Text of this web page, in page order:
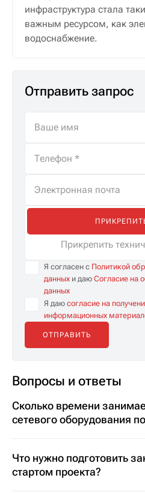
инфраструктура стала
важным ресурсом, как
водоснабжение.
Отправить запрос
Прикрепить
Я согласен с Политикой
данных и даю Согласие на
данных
Я даю согласие на
информационных
Вопросы и ответы
Сколько времени
сетевого оборудования
Что нужно подготовить
стартом проекта?